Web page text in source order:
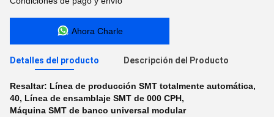
Ahora Charle
Detalles del producto Descripción del Producto
Resaltar: Línea de producción SMT totalmente automática,
40, Línea de ensamblaje SMT de 000 CPH,
Máquina SMT de banco universal modular